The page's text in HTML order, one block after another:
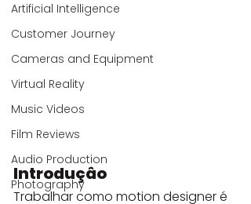
Artificial Intelligence
Customer Journey
Cameras and Equipment
Virtual Reality
Music Videos
Film Reviews
Audio Production
Photography
Introduçâo
Trabalhar como motion designer é